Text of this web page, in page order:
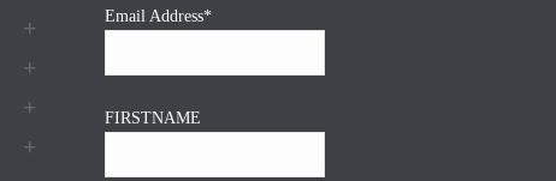
Email Address*
FIRSTNAME